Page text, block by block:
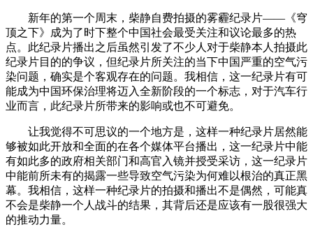
新年的第一个周末，柴静自费拍摄的雾霾纪录片——《穹
顶之下》成为了时下整个中国社会最受关注和议论最多的热
点。此纪录片播出之后虽然引发了不少人对于柴静本人拍摄此
纪录片目的的争议，但纪录片所关注的当下中国严重的空气污
染问题，确实是个客观存在的问题。我相信，这一纪录片有可
能成为中国环保治理将迈入全新阶段的一个标志，对于汽车行
业而言，此纪录片所带来的影响或也不可避免。
让我觉得不可思议的一个地方是，这样一种纪录片居然能
够被如此开放和全面的在各个媒体平台播出，这一纪录片中能
有如此多的政府相关部门和高官入镜并授受采访，这一纪录片
中能前所未有的揭露一些导致空气污染为何难以根治的真正黑
幕。我相信，这样一种纪录片的拍摄和播出不是偶然，可能真
不会是柴静一个人战斗的结果，其背后还是应该有一股很强大
的推动力量。